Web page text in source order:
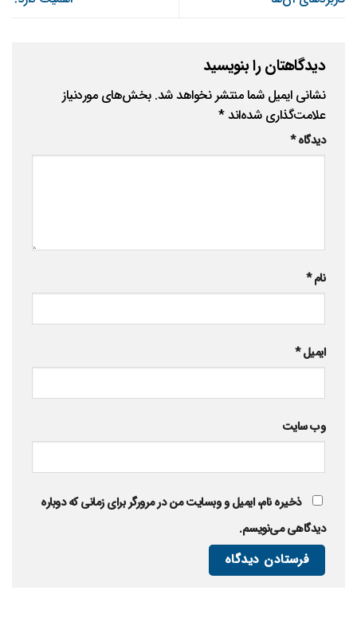
دیدگاهتان را بنویسید
نشانی ایمیل شما منتشر نخواهد شد. بخش‌های موردنیاز
علامت‌گذاری شده‌اند*
دیدگاه*
نام*
ایمیل*
وب‌ سایت
ذخیره نام، ایمیل و وبسایت من در مرورگر برای زمانی که دوباره
دیدگاهی می‌نویسم.